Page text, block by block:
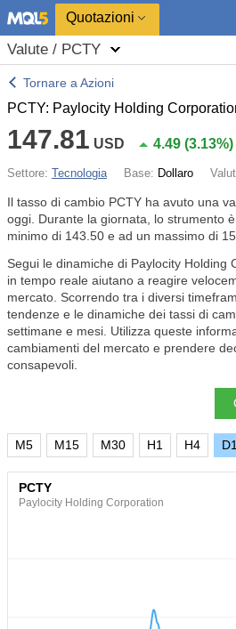
Quotazioni
Valute / PCTY
Tornare a Azioni
PCTY: Paylocity Holding
147.81 USD 4.49 (3.13%)
Settore: Tecnologia Base: Dollaro
Il tasso di cambio PCTY ha avuto una
oggi. Durante la giornata, lo strumento
minimo di 143.50 e ad un massimo di
Segui le dinamiche di Paylocity Holding
in tempo reale aiutano a reagire
mercato. Scorrendo tra i diversi
tendenze e le dinamiche dei tassi di
settimane e mesi. Utilizza queste
cambiamenti del mercato e prendere
consapevoli.
M5 M15 M30 H1 H4 D1
PCTY
Paylocity Holding Corporation